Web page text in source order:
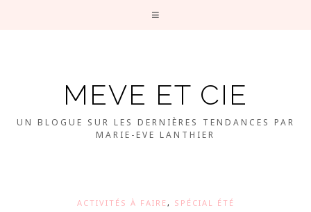
MEVE ET CIE
UN BLOGUE SUR LES DERNIÈRES TENDANCES PAR
MARIE-EVE LANTHIER
ACTIVITÉS À FAIRE, SPÉCIAL ÉTÉ